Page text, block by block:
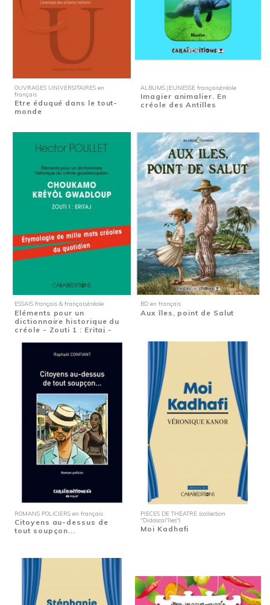
OUVRAGES UNIVERSITAIRES en
français
Etre éduqué dans le tout-
monde
ALBUMS JEUNESSE français/créole
Imagier animalier. En
créole des Antilles
ESSAIS français & français/créole
Eléments pour un
dictionnaire historique du
créole - Zouti 1 : Eritaj -
BD en français
Aux îles, point de Salut
ROMANS POLICIERS en français
Citoyens au-dessus de
tout soupçon...
PIECES DE THEATRE (collection
"Didascal'îles")
Moi Kadhafi